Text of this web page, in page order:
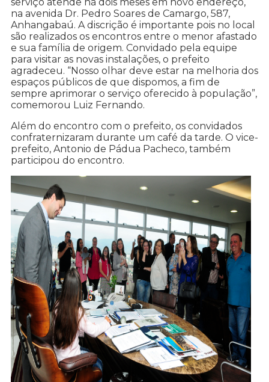
na avenida Dr. Pedro Soares de Camargo, 587,
Anhangabaú. A discrição é importante pois no local
são realizados os encontros entre o menor afastado
e sua família de origem. Convidado pela equipe
para visitar as novas instalações, o prefeito
agradeceu. “Nosso olhar deve estar na melhoria dos
espaços públicos de que dispomos, a fim de
sempre aprimorar o serviço oferecido à população”,
comemorou Luiz Fernando.
Além do encontro com o prefeito, os convidados
confraternizaram durante um café da tarde. O vice-
prefeito, Antonio de Pádua Pacheco, também
participou do encontro.